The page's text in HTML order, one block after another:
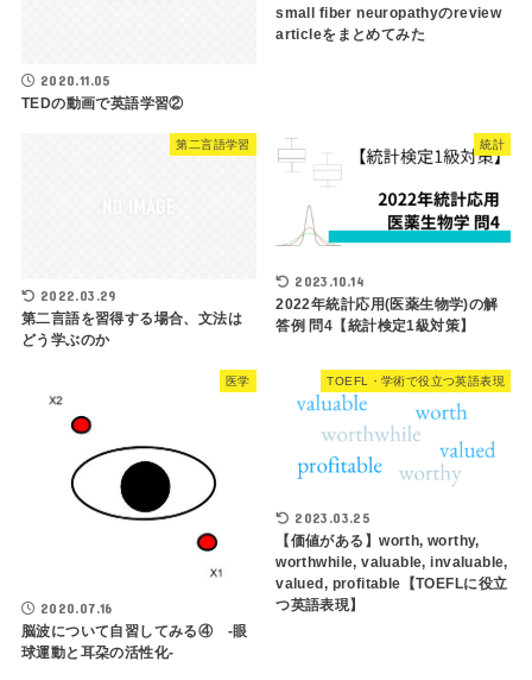
2020.11.05
TEDの動画で英語学習②
small fiber neuropathyのreview
articleをまとめてみた
第二言語学習
2022.03.29
第二言語を習得する場合、文法は
どう学ぶのか
統計
2023.10.14
2022年統計応用(医薬生物学)の解
答例 問4【統計検定1級対策】
医学
2020.07.16
脳波について自習してみる④ -眼
球運動と耳朶の活性化-
TOEFL・学術で役立つ英語表現
2023.03.25
【価値がある】worth, worthy,
worthwhile, valuable, invaluable,
valued, profitable【TOEFLに役立
つ英語表現】